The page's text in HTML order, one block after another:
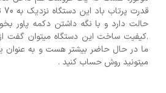
حالت دارد و با نگه داشتن دکمه پاور
.کیفیت ساخت این دستگاه میتوان گفت
ما در حال حاضر بیشتر هست و به عنوان
میتونید روش حساب کنید .